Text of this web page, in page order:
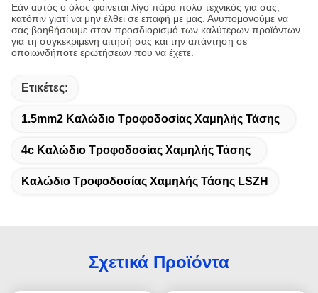
Εάν αυτός ο όλος φαίνεται λίγο πάρα πολύ τεχνικός για σας,
κατόπιν γιατί να μην έλθει σε επαφή με μας. Ανυπομονούμε να
σας βοηθήσουμε στον προσδιορισμό των καλύτερων προϊόντων
για τη συγκεκριμένη αίτησή σας και την απάντηση σε
οποιωνδήποτε ερωτήσεων που να έχετε.
Ετικέτες:
1.5mm2 Καλώδιο Τροφοδοσίας Χαμηλής Τάσης
4c Καλώδιο Τροφοδοσίας Χαμηλής Τάσης
Καλώδιο Τροφοδοσίας Χαμηλής Τάσης LSZH
Σχετικά Προϊόντα